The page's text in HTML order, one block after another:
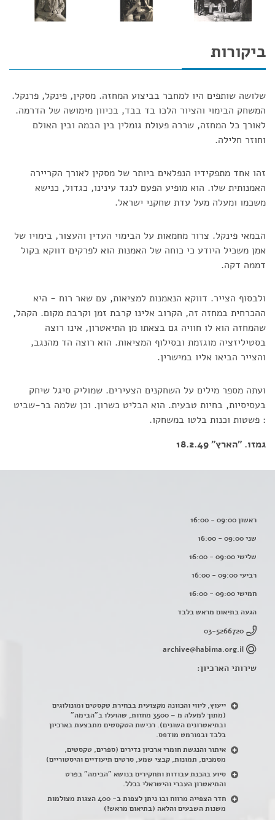
ביקורות
שלושה שותפים היו למחבר בביצוע המחזה. מסקין, פינקל, פרנקל.
המשחק הבימוי והציור הלכו בד בבד, בכיוון מימושה של הדרמה.
לאורך כל המחזה, שררה פעולת גומלין בין הבמה ובין האולם
וחוזר חלילה.
זהו אחד מתפקידיו הנפלאים ביותר של מסקין לאורך הקריירה
האמנותית שלו. הוא מופיע הפעם לנגד עינינו, כגדול, כנישא
משכמו ומעלה מעל עדת שחקני ישראל.
הבמאי פינקל. צרור מחמאות על הבימוי העדין והעצור, בימויו של
אמן משכיל היודע כי כוחה של האמנות הוא לפרקים דווקא בקול
דממה דקה.
ולבסוף הצייר. דווקא הנאמנות למציאות, עם שאר רוח - היא
ההכרחית במחזה זה, הקרוב אלינו קרבת זמן וקרבת מקום. הקהל,
שהמחזה הוא לו חוויה גם בצאתו מן התיאטרון, אינו רוצה
בסטיליזציה מוגזמת ובסילוף המציאות. הוא רוצה הד מהנגב,
והצייר הביאו אליו במישרין.
ועתה מספר מילים על השחקנים הצעירים. שמוליק סיגל שיחק
בעסיסיות, בחיות טבעית. הוא הבליט כשרון. וכן שלמה בר-שביט
: פשטות וכנות בלטו במשחקו.
גמזו. "הארץ" 18.2.49
ראשון 09:00 - 16:00
שני 09:00 - 16:00
שלישי 09:00 - 16:00
רביעי 09:00 - 16:00
חמישי 09:00 - 16:00
הגעה בתיאום מראש בלבד
03-5266720
archive@habima.org.il
שירותי הארכיון:
ייעוץ, ליווי והכוונה מקצועית בבחירת טקסטים ומונולוגים
(מתוך למעלה מ – 3500 מחזות, שהועלו ב"הבימה"
ובתיאטרונים השונים). רכישת הטקסטים מתבצעת בארכיון
בלבד ובפורמט מודפס.
איתור והנגשת חומרי ארכיון נדירים (ספרים, טקסטים,
מסמכים, תמונות, קבצי שמע, סרטים תיעודיים והיסטוריים)
סיוע בהכנת עבודות ותחקירים בנושא "הבימה" בפרט
והתיאטרון העברי והישראלי בכלל.
חדר הצפייה מרווח ובו ניתן לצפות ב- 400 הצגות מצולמות
משנות השבעים והלאה (בתיאום מראש!)